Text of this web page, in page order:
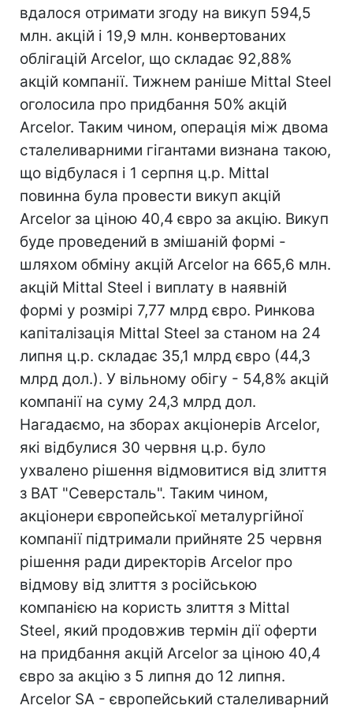
вдалося отримати згоду на викуп 594,5
млн. акцій і 19,9 млн. конвертованих
облігацій Arcelor, що складає 92,88%
акцій компанії. Тижнем раніше Mittal Steel
оголосила про придбання 50% акцій
Arcelor. Таким чином, операція між двома
сталеливарними гігантами визнана такою,
що відбулася і 1 серпня ц.р. Mittal
повинна була провести викуп акцій
Arcelor за ціною 40,4 євро за акцію. Викуп
буде проведений в змішаній формі -
шляхом обміну акцій Arcelor на 665,6 млн.
акцій Mittal Steel і виплату в наявній
формі у розмірі 7,77 млрд євро. Ринкова
капіталізація Mittal Steel за станом на 24
липня ц.р. складає 35,1 млрд євро (44,3
млрд дол.). У вільному обігу - 54,8% акцій
компанії на суму 24,3 млрд дол.
Нагадаємо, на зборах акціонерів Arcelor,
які відбулися 30 червня ц.р. було
ухвалено рішення відмовитися від злиття
з ВАТ "Северсталь". Таким чином,
акціонери європейської металургійної
компанії підтримали прийняте 25 червня
рішення ради директорів Arcelor про
відмову від злиття з російською
компанією на користь злиття з Mittal
Steel, який продовжив термін дії оферти
на придбання акцій Arcelor за ціною 40,4
євро за акцію з 5 липня до 12 липня.
Arcelor SA - європейський сталеливарний